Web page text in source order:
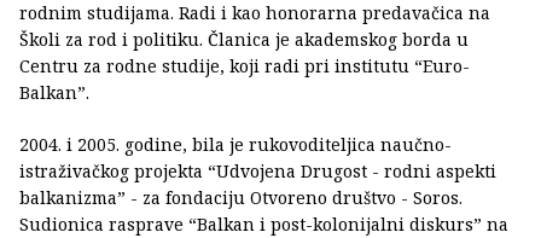
rodnim studijama. Radi i kao honorarna predavačica na
Školi za rod i politiku. Članica je akademskog borda u
Centru za rodne studije, koji radi pri institutu “Euro-
Balkan”.
2004. i 2005. godine, bila je rukovoditeljica naučno-
istraživačkog projekta “Udvojena Drugost - rodni aspekti
balkanizma” - za fondaciju Otvoreno društvo - Soros.
Sudionica rasprave “Balkan i post-kolonijalni diskurs” na